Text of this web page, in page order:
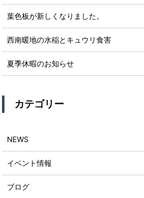
葉色板が新しくなりました。
西南暖地の水稲とキュウリ食害
夏季休暇のお知らせ
カテゴリー
NEWS
イベント情報
ブログ